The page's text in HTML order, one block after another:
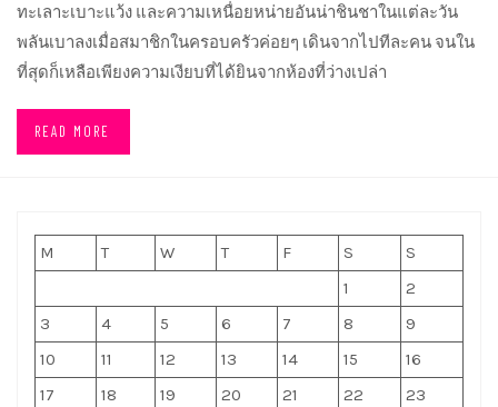
ทะเลาะเบาะแว้ง และความเหนื่อยหน่ายอันน่าชินชาในแต่ละวัน
พลันเบาลงเมื่อสมาชิกในครอบครัวค่อยๆ เดินจากไปทีละคน จนใน
ที่สุดก็เหลือเพียงความเงียบที่ได้ยินจากห้องที่ว่างเปล่า
READ MORE
M T W T F S
S
1
2
3
4 5 6 7 8
9
10
11 12 13 14 15
16
17
18 19 20 21 22
23